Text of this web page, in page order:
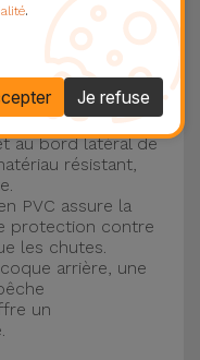
avec une
éviter au
!
silicone liquide
au bord latéral de
résistant,
PVC assure la
protection contre
les chutes.
arrière, une
un
.
Je refuse